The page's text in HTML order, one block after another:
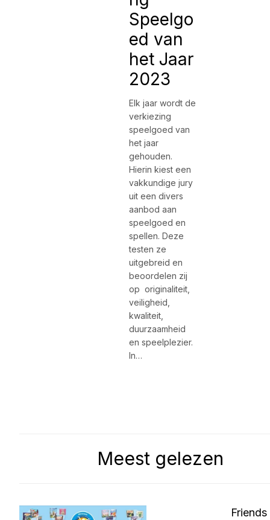
Speelgo
ed van
het Jaar
2023
Elk jaar wordt de
verkiezing
speelgoed van
het jaar
gehouden.
Hierin kiest een
vakkundige jury
uit een divers
aanbod aan
speelgoed en
spellen. Deze
testen ze
uitgebreid en
beoordelen zij
op originaliteit,
veiligheid,
kwaliteit,
duurzaamheid
en speelplezier.
In…
Meest gelezen